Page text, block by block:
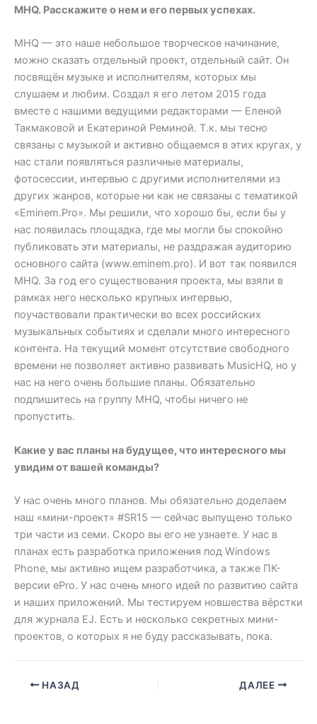
MHQ. Расскажите о нем и его первых успехах.
MHQ — это наше небольшое творческое начинание,
можно сказать отдельный проект, отдельный сайт. Он
посвящён музыке и исполнителям, которых мы
слушаем и любим. Создал я его летом 2015 года
вместе с нашими ведущими редакторами — Еленой
Такмаковой и Екатериной Реминой. Т.к. мы тесно
связаны с музыкой и активно общаемся в этих кругах, у
нас стали появляться различные материалы,
фотосессии, интервью с другими исполнителями из
других жанров, которые ни как не связаны с тематикой
«Eminem.Pro». Мы решили, что хорошо бы, если бы у
нас появилась площадка, где мы могли бы спокойно
публиковать эти материалы, не раздражая аудиторию
основного сайта (www.eminem.pro). И вот так появился
MHQ. За год его существования проекта, мы взяли в
рамках него несколько крупных интервью,
поучаствовали практически во всех российских
музыкальных событиях и сделали много интересного
контента. На текущий момент отсутствие свободного
времени не позволяет активно развивать MusicHQ, но у
нас на него очень большие планы. Обязательно
подпишитесь на группу MHQ, чтобы ничего не
пропустить.
Какие у вас планы на будущее, что интересного мы
увидим от вашей команды?
У нас очень много планов. Мы обязательно доделаем
наш «мини-проект» #SR15 — сейчас выпущено только
три части из семи. Скоро вы его не узнаете. У нас в
планах есть разработка приложения под Windows
Phone, мы активно ищем разработчика, а также ПК-
версии ePro. У нас очень много идей по развитию сайта
и наших приложений. Мы тестируем новшества вёрстки
для журнала EJ. Есть и несколько секретных мини-
проектов, о которых я не буду рассказывать, пока.
НАЗАД ДАЛЕЕ